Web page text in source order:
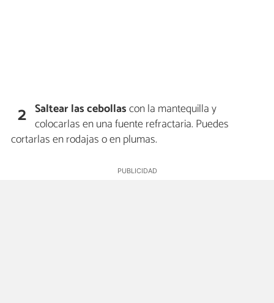
2 Saltear las cebollascon la mantequilla y
colocarlas en una fuente refractaria. Puedes
cortarlas en rodajas o en plumas.